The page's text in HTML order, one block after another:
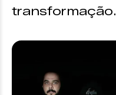
transformação.